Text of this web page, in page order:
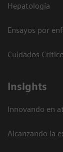
Hepatología
Ensayos por
Cuidados
Insights
Innovando en
Alcanzando la